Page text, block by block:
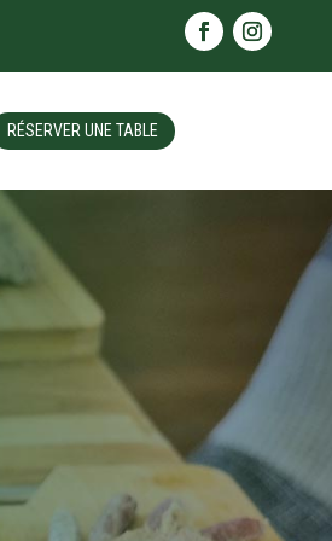
RÉSERVER UNE TABLE